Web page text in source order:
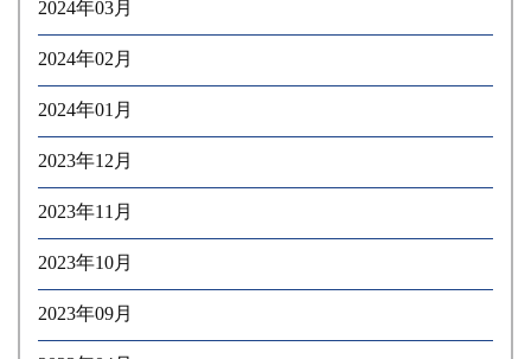
2024年03月
2024年02月
2024年01月
2023年12月
2023年11月
2023年10月
2023年09月